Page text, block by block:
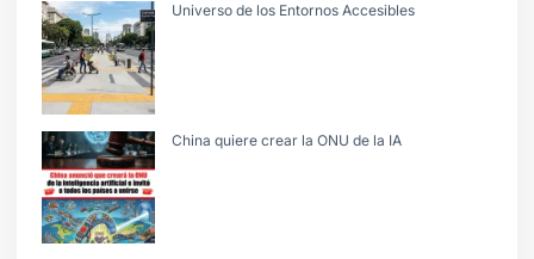
Universo de los Entornos Accesibles
China quiere crear la ONU de la IA